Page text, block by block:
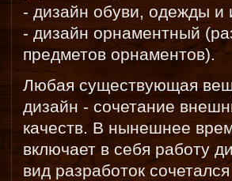
- дизайн обуви, одежды и
- дизайн орнаментный
предметов орнаментов).
Любая существующая
дизайн - сочетание
качеств. В нынешнее
включает в себя работу
вид разработок